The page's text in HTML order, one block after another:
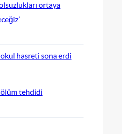
ortaya
okul hasreti sona erdi
ölüm tehdidi